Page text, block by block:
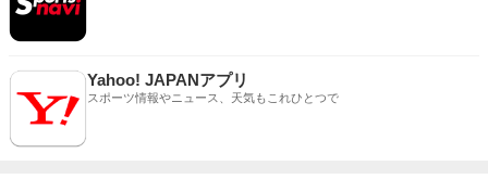
Yahoo! JAPANアプリ
スポーツ情報やニュース、天気もこれひとつで